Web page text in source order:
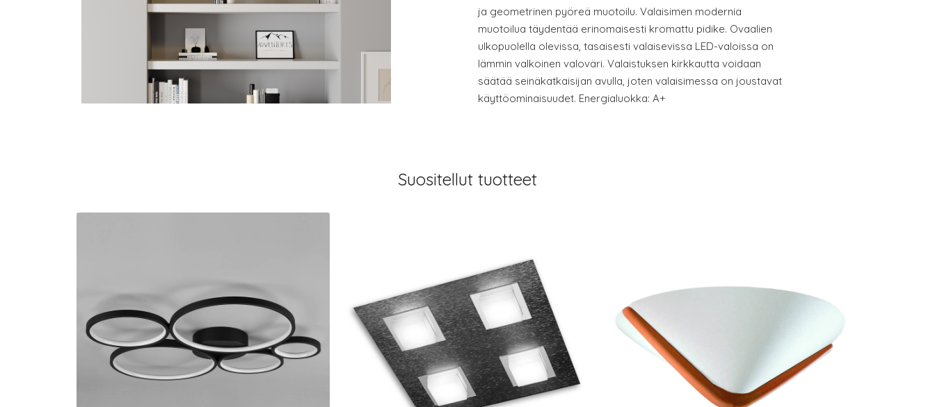
ja geometrinen pyöreä muotoilu. Valaisimen modernia
muotoilua täydentää erinomaisesti kromattu pidike. Ovaalien
ulkopuolella olevissa, tasaisesti valaisevissa LED-valoissa on
lämmin valkoinen valoväri. Valaistuksen kirkkautta voidaan
säätää seinäkatkaisijan avulla, joten valaisimessa on joustavat
käyttöominaisuudet. Energialuokka: A+
Suositellut tuotteet